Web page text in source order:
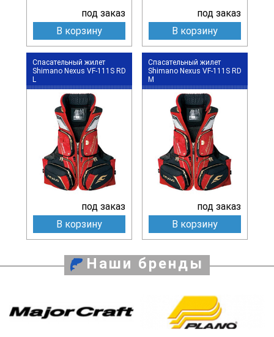
под заказ
В корзину
под заказ
В корзину
Спасательный жилет
Shimano Nexus VF-111S RD
L
под заказ
В корзину
Спасательный жилет
Shimano Nexus VF-111S RD
M
под заказ
В корзину
Наши бренды